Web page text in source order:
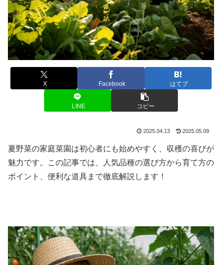
X Facebook はてブ
LINE コピー
2025.04.13 2025.05.09
夏野菜の家庭菜園は初心者にも始めやすく、収穫の喜びが
魅力です。この記事では、人気品種の選び方から育て方の
ポイント、便利な道具まで徹底解説します！